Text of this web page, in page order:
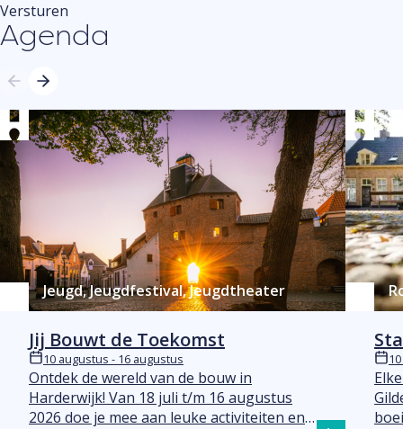
Versturen
Agenda
Jeugd, Jeugdfestival, Jeugdtheater
Jij Bouwt de Toekomst
Datum
10 augustus - 16 augustus
Ontdek de wereld van de bouw in
Harderwijk! Van 18 juli t/m 16 augustus
2026 doe je mee aan leuke activiteiten en